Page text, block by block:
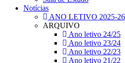
Notícias
ANO LETIVO 2025-26
ARQUIVO
Ano letivo 24/25
Ano letivo 23/24
Ano letivo 22/23
Ano letivo 21/22